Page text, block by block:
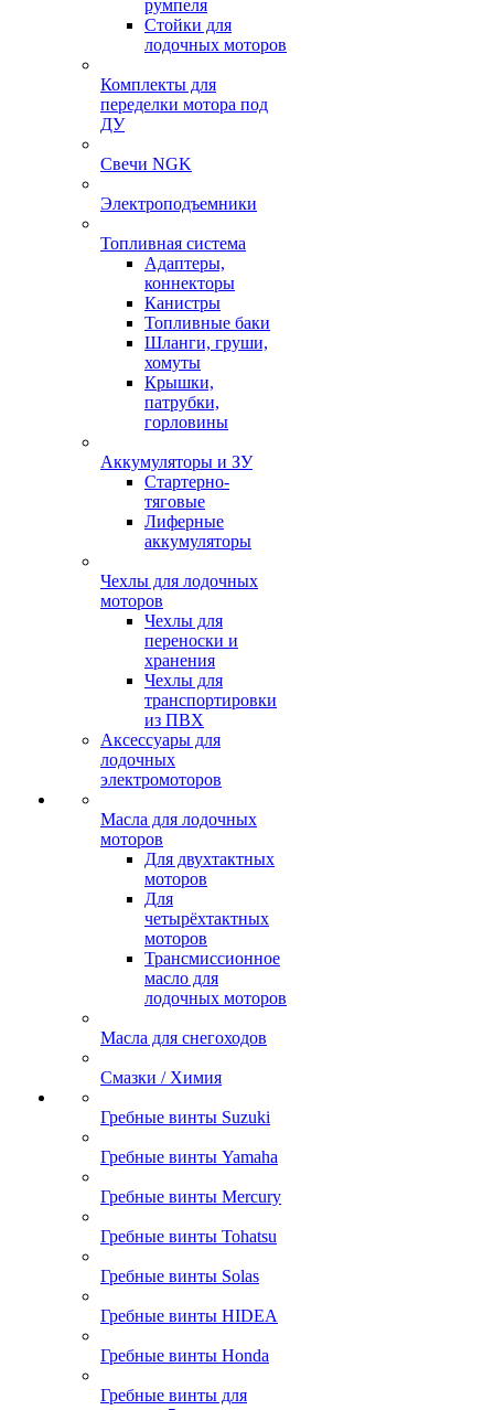
румпеля
Стойки для
лодочных моторов
Комплекты для
переделки мотора под
ДУ
Свечи NGK
Электроподъемники
Топливная система
Адаптеры,
коннекторы
Канистры
Топливные баки
Шланги, груши,
хомуты
Крышки,
патрубки,
горловины
Аккумуляторы и ЗУ
Стартерно-
тяговые
Лиферные
аккумуляторы
Чехлы для лодочных
моторов
Чехлы для
переноски и
хранения
Чехлы для
транспортировки
из ПВХ
Аксессуары для
лодочных
электромоторов
Масла для лодочных
моторов
Для двухтактных
моторов
Для
четырёхтактных
моторов
Трансмиссионное
масло для
лодочных моторов
Масла для снегоходов
Смазки / Химия
Гребные винты Suzuki
Гребные винты Yamaha
Гребные винты Mercury
Гребные винты Tohatsu
Гребные винты Solas
Гребные винты HIDEA
Гребные винты Honda
Гребные винты для